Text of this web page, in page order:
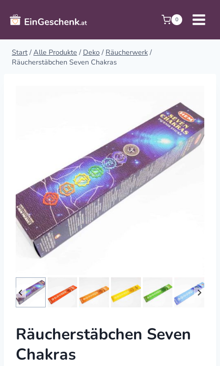
Inhalt
springen
0
Start / Alle Produkte / Deko / Räucherwerk /
Räucherstäbchen Seven Chakras
Räucherstäbchen Seven
Chakras